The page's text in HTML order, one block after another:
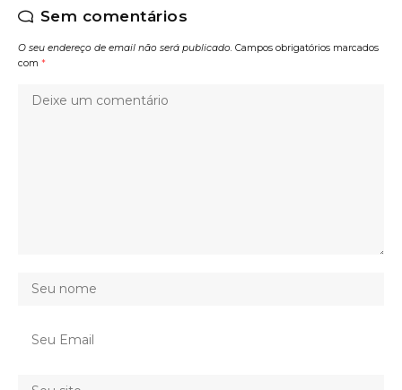
Sem comentários
O seu endereço de email não será publicado. Campos obrigatórios marcados
com *